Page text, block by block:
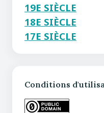
19E SIÈCLE
18E SIÈCLE
17E SIÈCLE
Conditions